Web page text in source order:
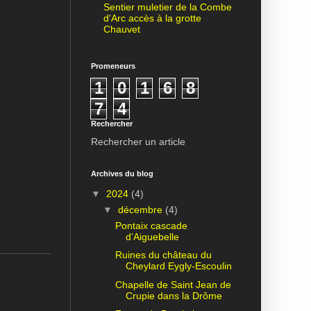
Sentier muletier de la Combe
d'Arc accès à la grotte
Chauvet
Promeneurs
1 0 1 6
8
7
4
Rechercher
Rechercher un article
Archives du blog
▼ 2024 (4)
▼ décembre (4)
Pontaix cascade
d’Aiguebelle
Ruines du château du
Cheylard Eygly-Escoulin
Chapelle de Saint Jean de
Crupie dans la Drôme